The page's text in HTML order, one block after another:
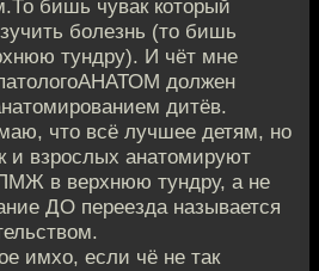
бишь чувак который
болезнь (то бишь
тундру). И чёт мне
должен
дитёв.
что всё лучшее детям, но
и взрослых анатомируют
в верхнюю тундру, а не
ДО переезда называется
имхо, если чё не так